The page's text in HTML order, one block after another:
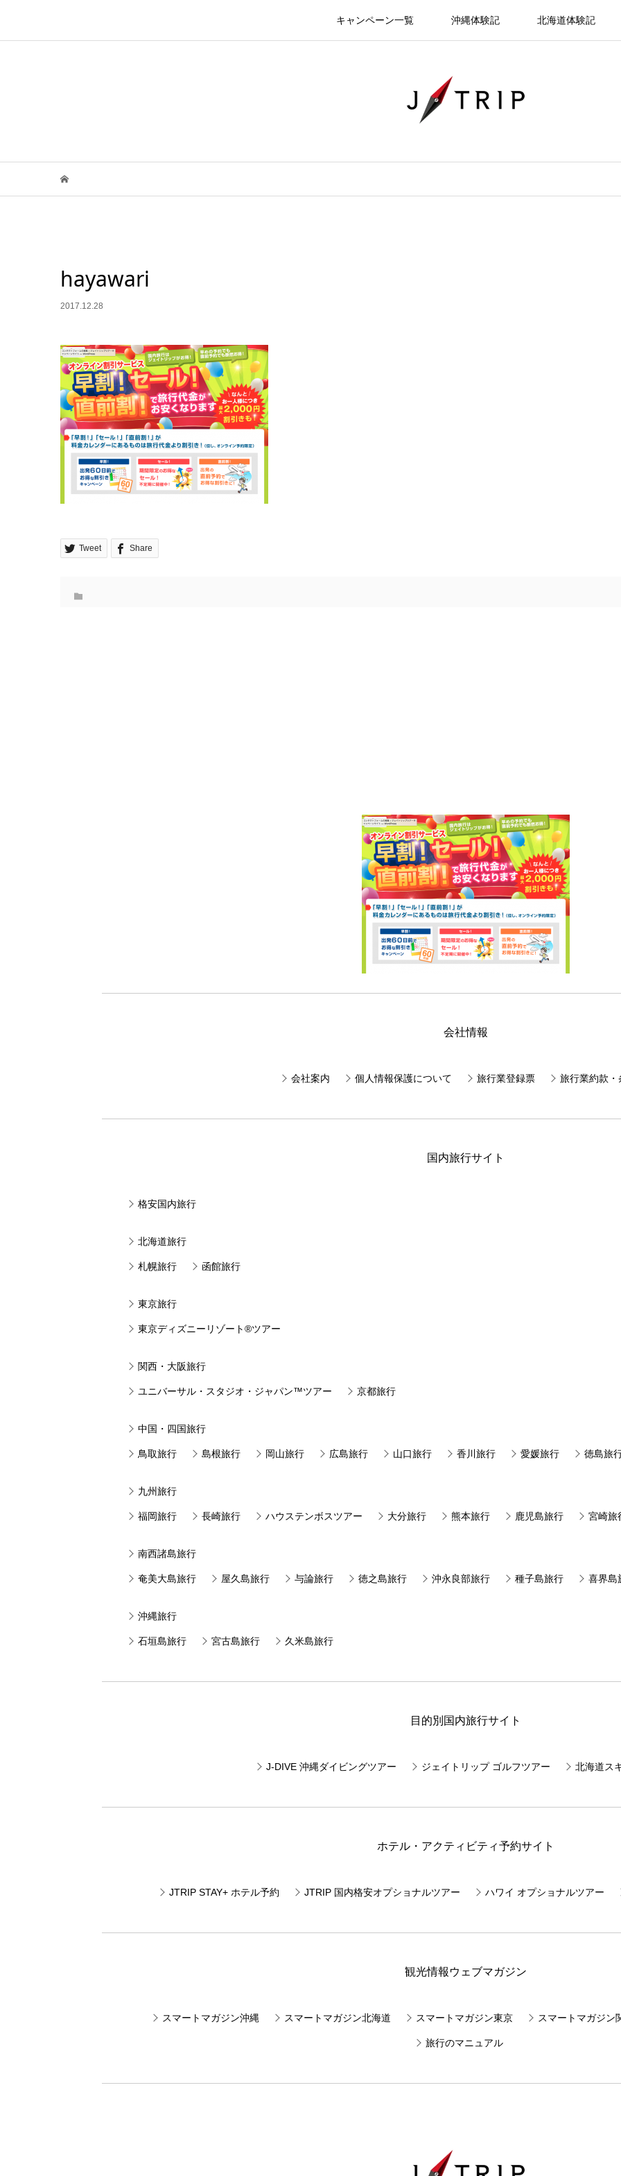
キャンペーン一覧 沖縄体験記 北海道体験記
hayawari
2017.12.28
Tweet Share
会社情報
会社案内 個人情報保護について 旅行業登録票 旅行業約款・
国内旅行サイト
格安国内旅行
北海道旅行
札幌旅行 函館旅行
東京旅行
東京ディズニーリゾート®ツアー
関西・大阪旅行
ユニバーサル・スタジオ・ジャパン™ツアー 京都旅行
中国・四国旅行
鳥取旅行 島根旅行 岡山旅行 広島旅行 山口旅行 香川旅行 愛媛旅行 徳島旅
九州旅行
福岡旅行 長崎旅行 ハウステンボスツアー 大分旅行 熊本旅行 鹿児島旅行 宮崎旅
南西諸島旅行
奄美大島旅行 屋久島旅行 与論旅行 徳之島旅行 沖永良部旅行 種子島旅行 喜界島
沖縄旅行
石垣島旅行 宮古島旅行 久米島旅行
目的別国内旅行サイト
J-DIVE 沖縄ダイビングツアー ジェイトリップ ゴルフツアー 北海道ス
ホテル・アクティビティ予約サイト
JTRIP STAY+ ホテル予約 JTRIP 国内格安オプショナルツアー ハワイ オプショナルツアー
観光情報ウェブマガジン
スマートマガジン沖縄 スマートマガジン北海道 スマートマガジン東京 スマートマガジン
旅行のマニュアル